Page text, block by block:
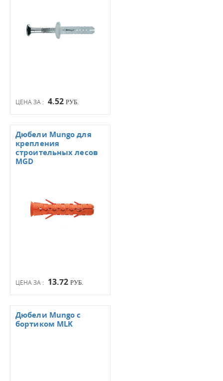
ЦЕНА ЗА : 4.52 РУБ.
ЦЕНА ЗА : 13.72 РУБ.
Дюбели Mungo для
крепления
строительных лесов
MGD
Дюбели Mungo с
бортиком MLK